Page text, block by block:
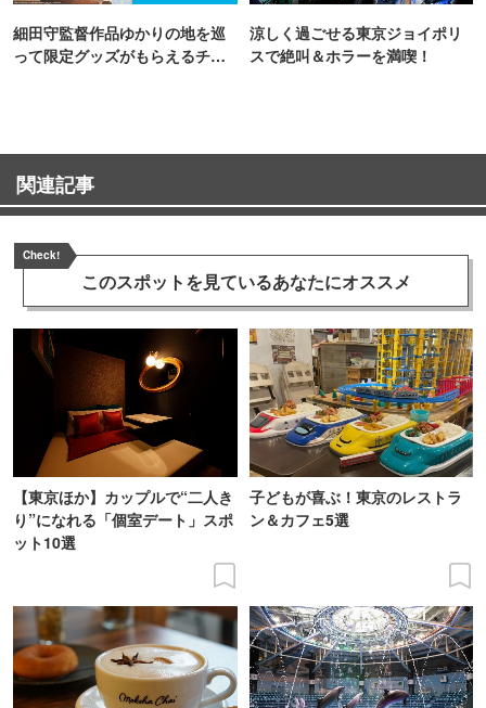
細田守監督作品ゆかりの地を巡
って限定グッズがもらえるチャ
涼しく過ごせる東京ジョイポリ
スで絶叫＆ホラーを満喫！
関連記事
Check!
このスポットを見ているあなたにオススメ
【東京ほか】カップルで“二人き
り”になれる「個室デート」スポ
ット10選
子どもが喜ぶ！東京のレストラ
ン＆カフェ5選